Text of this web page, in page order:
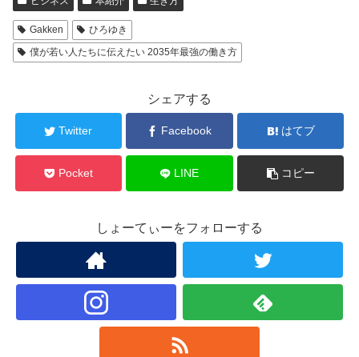
Gakken
ひろゆき
僕が若い人たちに伝えたい 2035年最強の働き方
シェアする
Twitter Facebook はてブ
Pocket LINE コピー
しょーてぃーをフォローする